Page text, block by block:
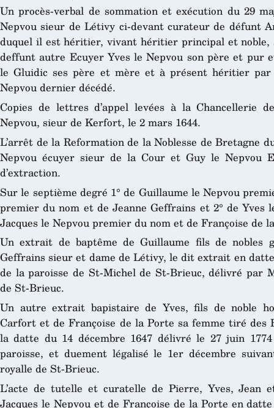
Un procès-verbal de sommation et exécution du 29
Nepvou sieur de Létivy ci-devant curateur de défunt
duquel il est héritier, vivant héritier principal et noble,
deffunt autre Ecuyer Yves le Nepvou son père et pur
le Gluidic ses père et mère et à présent héritier par
Nepvou dernier décédé.
Copies de lettres d’appel levées à la Chancellerie
Nepvou, sieur de Kerfort, le 2 mars 1644.
L’arrêt de la Reformation de la Noblesse de Bretagne
Nepvou écuyer sieur de la Cour et Guy le Nepvou
d’extraction.
Sur le septième degré 1° de Guillaume le Nepvou
premier du nom et de Jeanne Geffrains et 2° de Yves
Jacques le Nepvou premier du nom et de Françoise de
Un extrait de baptême de Guillaume fils de nobles
Geffrains sieur et dame de Létivy, le dit extrait en
de la paroisse de St-Michel de St-Brieuc, délivré par
de St-Brieuc.
Un autre extrait bapistaire de Yves, fils de noble
Carfort et de Françoise de la Porte sa femme tiré des
la datte du 14 décembre 1647 délivré le 27 juin
paroisse, et duement légalisé le 1er décembre
royalle de St-Brieuc.
L’acte de tutelle et curatelle de Pierre, Yves, Jean
Jacques le Nepvou et de Françoise de la Porte en